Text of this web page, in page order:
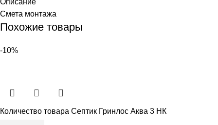
Смета монтажа
Похожие товары
-10%
Количество товара Септик Гринлос Аква 3 НК